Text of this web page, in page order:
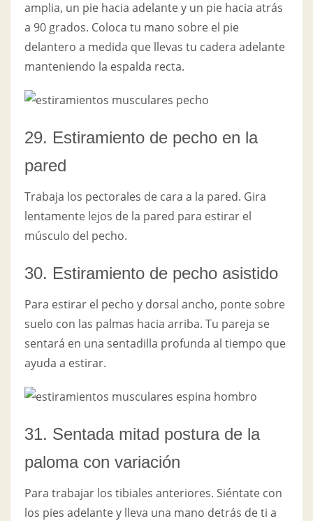
amplia, un pie hacia adelante y un pie hacia atrás
a 90 grados. Coloca tu mano sobre el pie
delantero a medida que llevas tu cadera adelante
manteniendo la espalda recta.
29. Estiramiento de pecho en la
pared
Trabaja los pectorales de cara a la pared. Gira
lentamente lejos de la pared para estirar el
músculo del pecho.
30. Estiramiento de pecho asistido
Para estirar el pecho y dorsal ancho, ponte sobre
suelo con las palmas hacia arriba. Tu pareja se
sentará en una sentadilla profunda al tiempo que
ayuda a estirar.
31. Sentada mitad postura de la
paloma con variación
Para trabajar los tibiales anteriores. Siéntate con
los pies adelante y lleva una mano detrás de ti a